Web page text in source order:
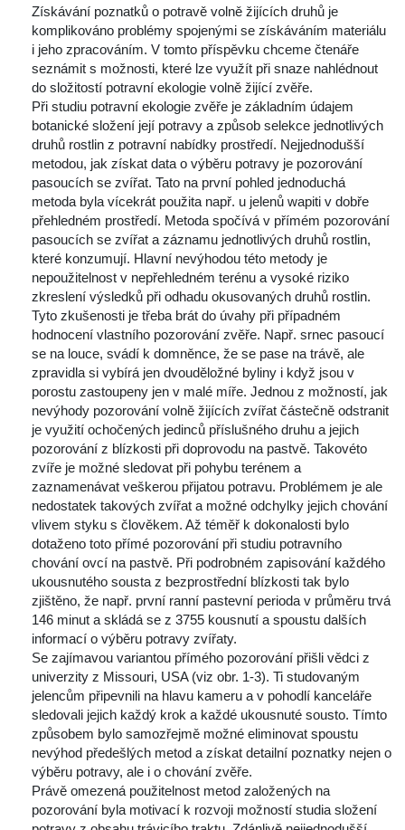
Získávání poznatků o potravě volně žijících druhů je
komplikováno problémy spojenými se získáváním materiálu
i jeho zpracováním. V tomto příspěvku chceme čtenáře
eznámit s možnosti, které lze využít při snaze nahlédnout
do složitostí potravní ekologie volně žijící zvěře.
Při studiu potravní ekologie zvěře je základním údajem
botanické složení její potravy a způsob selekce jednotlivých
druhů rostlin z potravní nabídky prostředí. Nejjednodušší
metodou, jak získat data o výběru potravy je pozorování
pasoucích se zvířat. Tato na první pohled jednoduchá
metoda byla vícekrát použita např. u jelenů wapiti v dobře
přehledném prostředí. Metoda spočívá v přímém pozorování
pasoucích se zvířat a záznamu jednotlivých druhů rostlin,
které konzumují. Hlavní nevýhodou této metody je
nepoužitelnost v nepřehledném terénu a vysoké riziko
zkreslení výsledků při odhadu okusovaných druhů rostlin.
Tyto zkušenosti je třeba brát do úvahy při případném
hodnocení vlastního pozorování zvěře. Např. srnec pasoucí
e na louce, svádí k domněnce, že se pase na trávě, ale
zpravidla si vybírá jen dvouděložné byliny i když jsou v
porostu zastoupeny jen v malé míře. Jednou z možností, jak
nevýhody pozorování volně žijících zvířat částečně odstranit
je využití ochočených jedinců příslušného druhu a jejich
pozorování z blízkosti při doprovodu na pastvě. Takovéto
zvíře je možné sledovat při pohybu terénem a
zaznamenávat veškerou přijatou potravu. Problémem je ale
nedostatek takových zvířat a možné odchylky jejich chování
vlivem styku s člověkem. Až téměř k dokonalosti bylo
dotaženo toto přímé pozorování při studiu potravního
chování ovcí na pastvě. Při podrobném zapisování každého
ukousnutého sousta z bezprostřední blízkosti tak bylo
zjištěno, že např. první ranní pastevní perioda v průměru trvá
146 minut a skládá se z 3755 kousnutí a spoustu dalších
informací o výběru potravy zvířaty.
Se zajímavou variantou přímého pozorování přišli vědci z
univerzity z Missouri, USA (viz obr. 1-3). Ti studovaným
jelencům připevnili na hlavu kameru a v pohodlí kanceláře
ledovali jejich každý krok a každé ukousnuté sousto. Tímto
způsobem bylo samozřejmě možné eliminovat spoustu
nevýhod předešlých metod a získat detailní poznatky nejen o
výběru potravy, ale i o chování zvěře.
Právě omezená použitelnost metod založených na
pozorování byla motivací k rozvoji možností studia složení